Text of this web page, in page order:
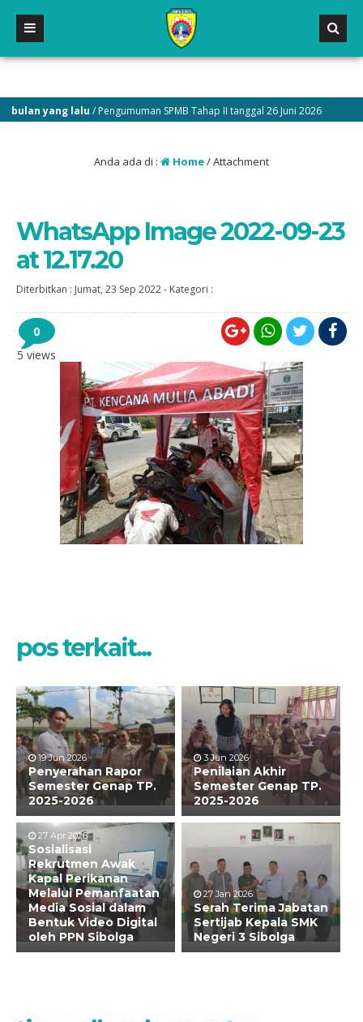
yang lalu / Pengumuman SPMB Tahap II tanggal 26 Juni 2026
Anda ada di : Home/ Attachment
WhatsApp Image 2022-09-23
at 12.17.20
Diterbitkan : Jumat, 23 Sep 2022- Kategori :
0
5 views
pos terkait...
19 Jun 2026
Penyerahan Rapor
Semester Genap TP.
2025-2026
3 Jun 2026
Penilaian Akhir
Semester Genap TP.
2025-2026
27 Apr 2026
Sosialisasi
Rekrutmen Awak
Kapal Perikanan
Melalui Pemanfaatan
Media Sosial dalam
Bentuk Video Digital
oleh PPN Sibolga
27 Jan 2026
Serah Terima Jabatan
Sertijab Kepala SMK
Negeri 3 Sibolga